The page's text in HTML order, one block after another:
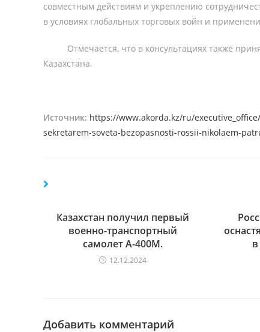
совместным действиям и укреплению
в условиях глобальных торговых войн и
Отмечается, что в консультациях также
Казахстана.
Источник: https://www.akorda.kz/ru/
sekretarem-soveta-bezopasnosti-rossii-nikolaem-
Казахстан получил первый
военно-транспортный
самолет А-400М.
12.12.2024
Добавить комментарий